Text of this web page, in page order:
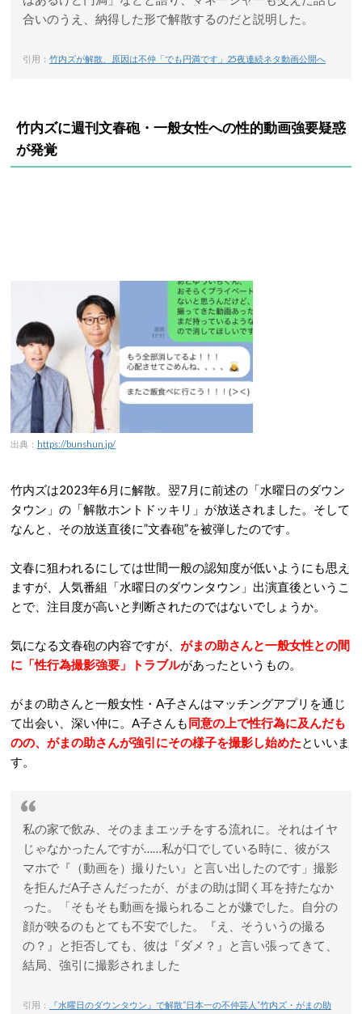
合いのうえ、納得した形で解散するのだと説明した。
引用： 竹内ズが解散、原因は不仲「でも円満です」25夜連続ネタ動画公開へ
竹内ズに週刊文春砲・一般女性への性的動画強要疑惑
が発覚
出典： https://bunshun.jp/
竹内ズは2023年6月に解散。翌7月に前述の「水曜日のダウン
タウン」の「解散ホントドッキリ」が放送されました。そして
なんと、その放送直後に”文春砲”を被弾したのです。
文春に狙われるにしては世間一般の認知度が低いようにも思え
ますが、人気番組「水曜日のダウンタウン」出演直後というこ
とで、注目度が高いと判断されたのではないでしょうか。
気になる文春砲の内容ですが、 がまの助さんと一般女性との間
に「性行為撮影強要」トラブルがあったというもの。
がまの助さんと一般女性・A子さんはマッチングアプリを通じ
て出会い、深い仲に。A子さんも同意の上で性行為に及んだも
のの、がまの助さんが強引にその様子を撮影し始めたといいま
す。
私の家で飲み、そのままエッチをする流れに。それはイヤ
じゃなかったんですが……私が口でしている時に、彼がス
マホで『（動画を）撮りたい』と言い出したのです」撮影
を拒んだA子さんだったが、がまの助は聞く耳を持たなか
った。「そもそも動画を撮られることが嫌でした。自分の
顔が映るのもとても不安でした。『え、そういうの撮る
の？』と拒否しても、彼は『ダメ？』と言い張ってきて、
結局、強引に撮影されました
引用：
『水曜日のダウンタウン』で解散“日本一の不仲芸人”竹内ズ・がまの助